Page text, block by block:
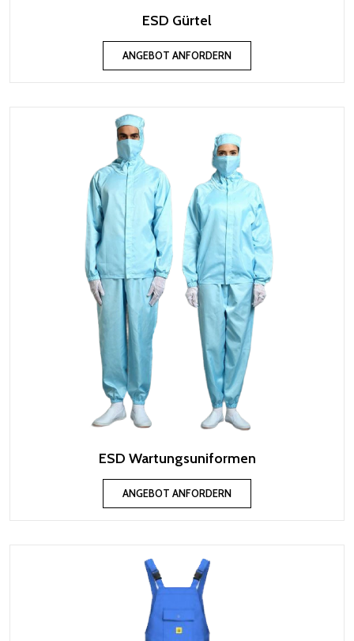
ESD Gürtel
ANGEBOT ANFORDERN
ESD Wartungsuniformen
ANGEBOT ANFORDERN